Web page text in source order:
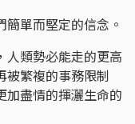
簡單而堅定的信念。
人類勢必能走的更高
被繁複的事務限制
加盡情的揮灑生命的